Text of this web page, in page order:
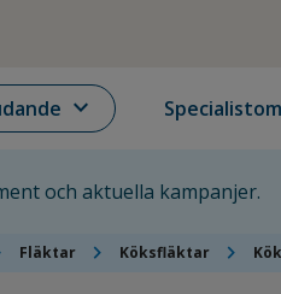
expand_more
och aktuella kampanjer.
Fläktar chevron_right Köksfläktar chevron_right